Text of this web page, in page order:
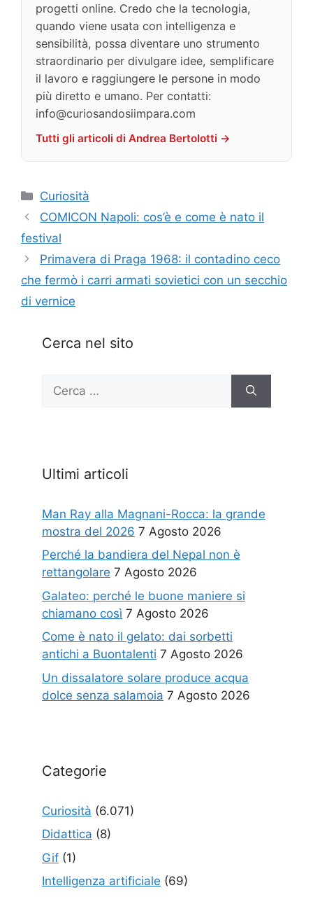
progetti online. Credo che la tecnologia,
quando viene usata con intelligenza e
sensibilità, possa diventare uno strumento
straordinario per divulgare idee, semplificare
il lavoro e raggiungere le persone in modo
più diretto e umano. Per contatti:
info@curiosandosiimpara.com
Tutti gli articoli di Andrea Bertolotti →
Categorie
Curiosità
COMICON Napoli: cos’è e come è nato il
festival
Primavera di Praga 1968: il contadino ceco
che fermò i carri armati sovietici con un secchio
di vernice
Cerca nel sito
per:
Ultimi articoli
Man Ray alla Magnani-Rocca: la grande
mostra del 2026 7 Agosto 2026
Perché la bandiera del Nepal non è
rettangolare 7 Agosto 2026
Galateo: perché le buone maniere si
chiamano così 7 Agosto 2026
Come è nato il gelato: dai sorbetti
antichi a Buontalenti 7 Agosto 2026
Un dissalatore solare produce acqua
dolce senza salamoia 7 Agosto 2026
Categorie
Curiosità (6.071)
Didattica (8)
Gif (1)
Intelligenza artificiale (69)